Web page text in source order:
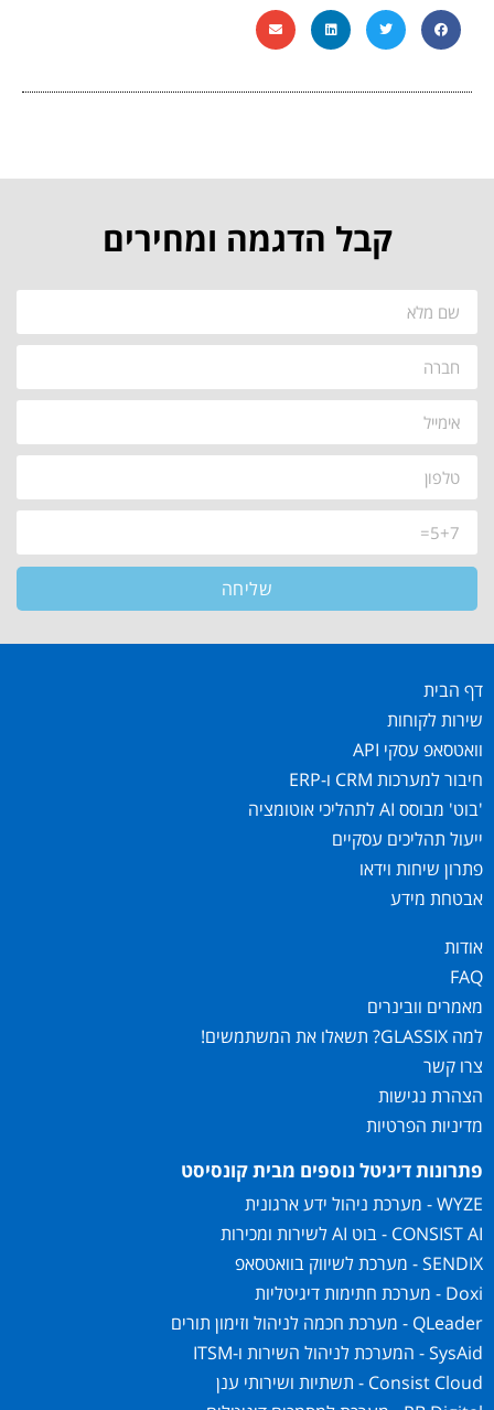
קבל הדגמה ומחירים
שליחה
דף הבית
שירות לקוחות
וואטסאפ עסקי API
חיבור למערכות CRM ו-ERP
'בוט' מבוסס AI לתהליכי אוטומציה
ייעול תהליכים עסקיים
פתרון שיחות וידאו
אבטחת מידע
אודות
FAQ
מאמרים וובינרים
למה GLASSIX? תשאלו את המשתמשים!
צרו קשר
הצהרת נגישות
מדיניות הפרטיות
פתרונות דיגיטל נוספים מבית קונסיסט
WYZE - מערכת ניהול ידע ארגונית
CONSIST AI - בוט AI לשירות ומכירות
SENDIX - מערכת לשיווק בוואטסאפ
Doxi - מערכת חתימות דיגיטליות
QLeader - מערכת חכמה לניהול וזימון תורים
SysAid - המערכת לניהול השירות ו-ITSM
Consist Cloud - תשתיות ושירותי ענן